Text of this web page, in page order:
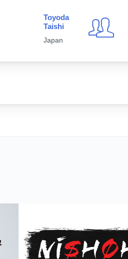
Toyoda
Taishi
Japan